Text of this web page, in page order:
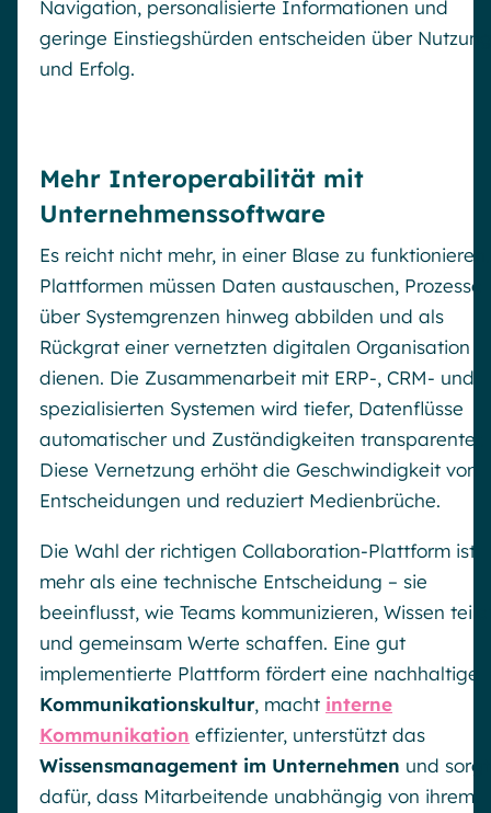
Navigation, personalisierte Informationen und
geringe Einstiegshürden entscheiden über Nutzung
und Erfolg.
Mehr Interoperabilität mit
Unternehmenssoftware
Es reicht nicht mehr, in einer Blase zu funktionieren.
Plattformen müssen Daten austauschen, Prozesse
über Systemgrenzen hinweg abbilden und als
Rückgrat einer vernetzten digitalen Organisation
dienen. Die Zusammenarbeit mit ERP-, CRM- und
spezialisierten Systemen wird tiefer, Datenflüsse
automatischer und Zuständigkeiten transparenter.
Diese Vernetzung erhöht die Geschwindigkeit von
Entscheidungen und reduziert Medienbrüche.
Die Wahl der richtigen Collaboration-Plattform ist
mehr als eine technische Entscheidung – sie
beeinflusst, wie Teams kommunizieren, Wissen
und gemeinsam Werte schaffen. Eine gut
implementierte Plattform fördert eine nachhaltige
Kommunikationskultur, macht interne
Kommunikation effizienter, unterstützt das
Wissensmanagement im Unternehmen und sorgt
dafür, dass Mitarbeitende unabhängig von ihrem